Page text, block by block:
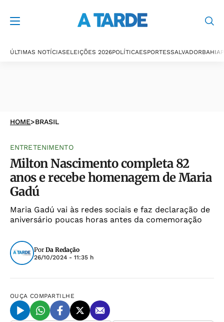
ÚLTIMAS NOTÍCIASELEIÇÕES 2026POLÍTICAESPORTESSALVADORBAHIA
HOME>BRASIL
ENTRETENIMENTO
Milton Nascimento completa 82
anos e recebe homenagem de Maria
Gadú
Maria Gadú vai às redes sociais e faz declaração de
aniversário poucas horas antes da comemoração
Por Da Redação
26/10/2024 - 11:35 h
OUÇA COMPARTILHE